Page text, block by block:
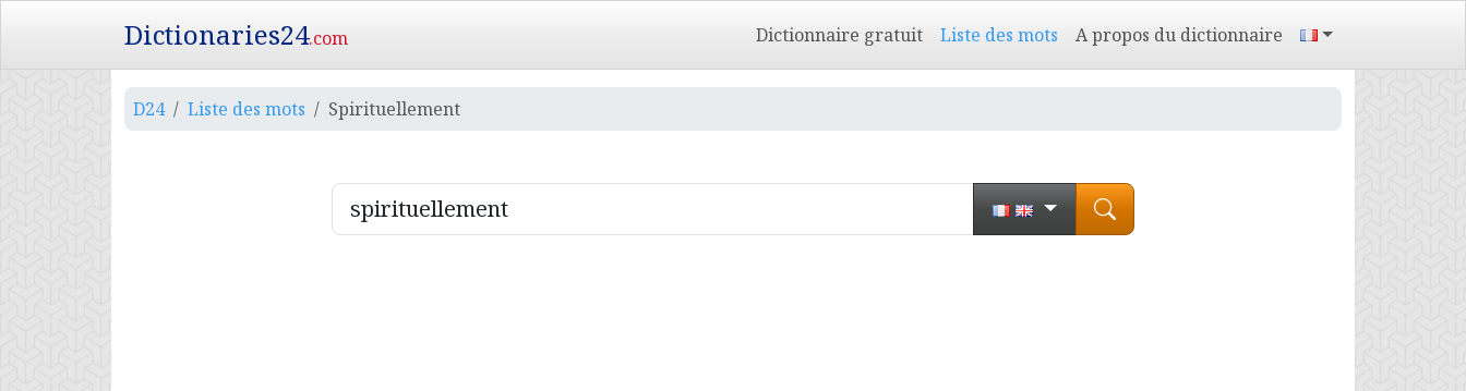
Dictionaries24.com Dictionnaire gratuit Liste des mots A propos du dictionnaire
D24 Liste des mots Spirituellement